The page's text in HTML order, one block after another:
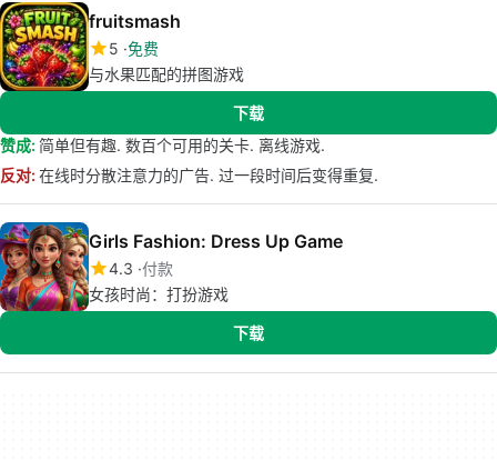
fruitsmash
5 免费
与水果匹配的拼图游戏
下载
赞成: 简单但有趣. 数百个可用的关卡. 离线游戏.
反对: 在线时分散注意力的广告. 过一段时间后变得重复.
Girls Fashion: Dress Up Game
4.3 付款
女孩时尚：打扮游戏
下载